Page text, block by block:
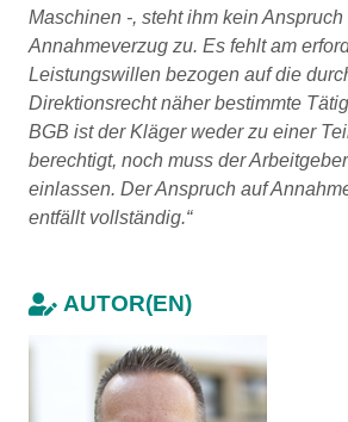
Maschinen -, steht ihm kein Anspruch
Annahmeverzug zu. Es fehlt am
Leistungswillen bezogen auf die
Direktionsrecht näher bestimmte
BGB ist der Kläger weder zu einer
berechtigt, noch muss der
einlassen. Der Anspruch auf
entfällt vollständig.“
AUTOR(EN)